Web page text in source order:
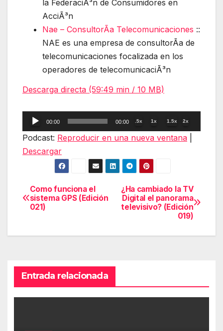
la FederaciÃ³n de Consumidores en
AcciÃ³n
Nae – ConsultorÃ­a Telecomunicaciones ::
NAE es una empresa de consultorÃ­a de
telecomunicaciones focalizada en los
operadores de telecomunicaciÃ³n
Descarga directa (59:49 min / 10 MB)
Reproductor
de
audio
00:00 00:00 .5x 1x 1.5x 2x
Podcast: Reproducir en una nueva ventana
Descargar
Navegación
de
entradas
¿Ha cambiado la TV
Digital el panorama
televisivo? (Edición
019)
Como funciona el
sistema GPS (Edición
021)
Entrada relacionada